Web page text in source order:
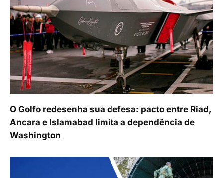
O Golfo redesenha sua defesa: pacto entre Riad,
Ancara e Islamabad limita a dependência de
Washington